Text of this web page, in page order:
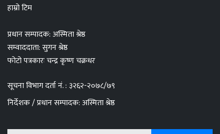
हाम्रो टिम
प्रधान सम्पादक: अस्मिता श्रेष्ठ
सम्वाददाता: सुगन श्रेष्ठ
फोटो पत्रकारः चन्द्र कृष्ण चक्रधर
सूचना विभाग दर्ता नं. : ३२६२-२०७८/७९
निर्देशक / प्रधान सम्पादक: अस्मिता श्रेष्ठ